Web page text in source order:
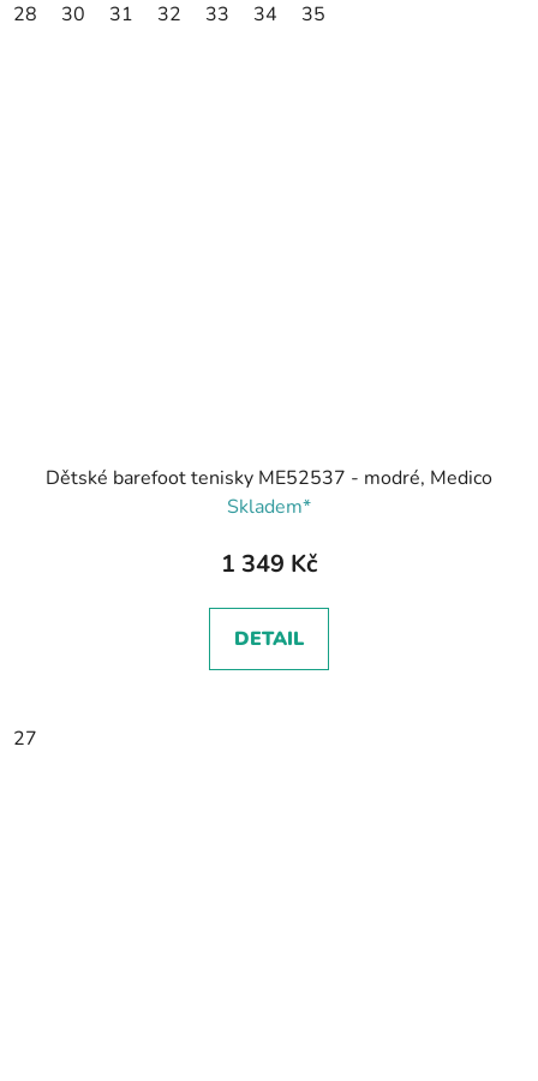
28 30 31 32 33 34 35
Dětské barefoot tenisky ME52537 - modré, Medico
Skladem*
1 349 Kč
DETAIL
27